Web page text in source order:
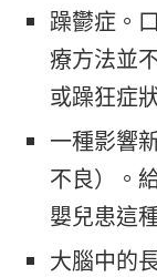
躁鬱症。
療方法並
或躁狂症
一種影響
不良）。
嬰兒患這
大腦中的